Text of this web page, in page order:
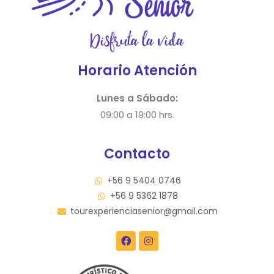
Horario Atención
Lunes a Sábado:
09:00 a 19:00 hrs.
Contacto
+56 9 5404 0746
+56 9 5362 1878
tourexperienciasenior@gmail.com